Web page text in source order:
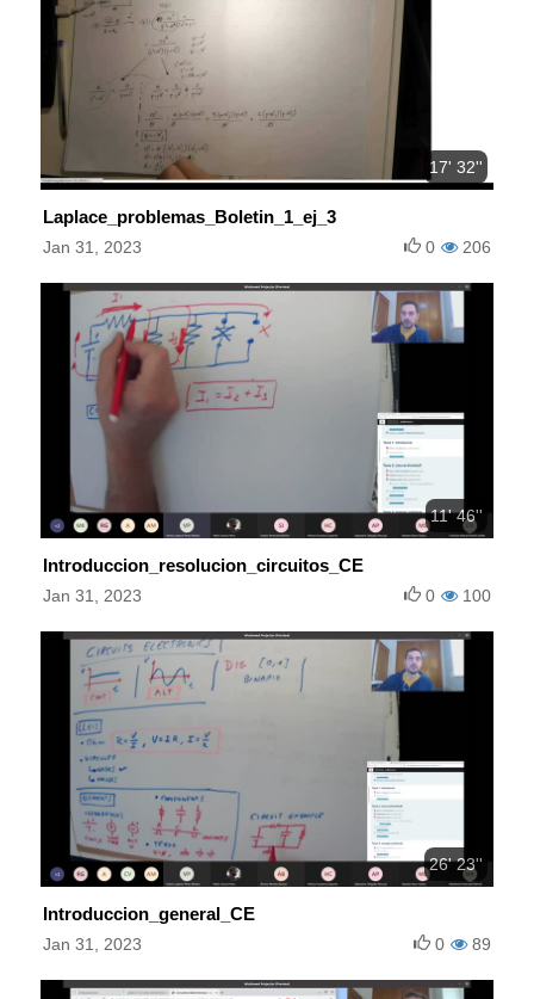
17' 32''
Laplace_problemas_Boletin_1_ej_3
Jan 31, 2023 206
0
11' 46''
Introduccion_resolucion_circuitos_CE
Jan 31, 2023 100
0
26' 23''
Introduccion_general_CE
Jan 31, 2023 89
0